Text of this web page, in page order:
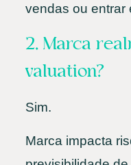
vendas ou entrar
2. Marca
valuation?
Sim.
Marca impacta